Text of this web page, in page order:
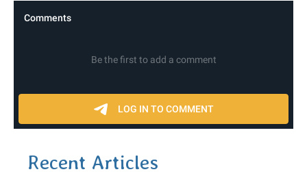
Recent Articles